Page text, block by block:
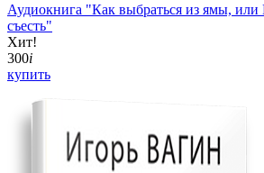
Аудиокнига "Как выбраться из ямы, или
съесть"
Хит!
300i
купить